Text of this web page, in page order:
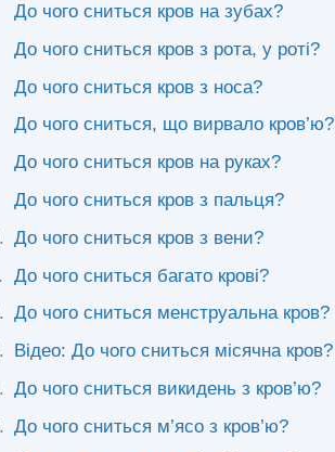
До чого сниться кров на зубах?
До чого сниться кров з рота, у роті?
До чого сниться кров з носа?
До чого сниться, що вирвало кров’ю?
До чого сниться кров на руках?
До чого сниться кров з пальця?
До чого сниться кров з вени?
До чого сниться багато крові?
До чого сниться менструальна кров?
Відео: До чого сниться місячна кров?
До чого сниться викидень з кров’ю?
До чого сниться м’ясо з кров’ю?